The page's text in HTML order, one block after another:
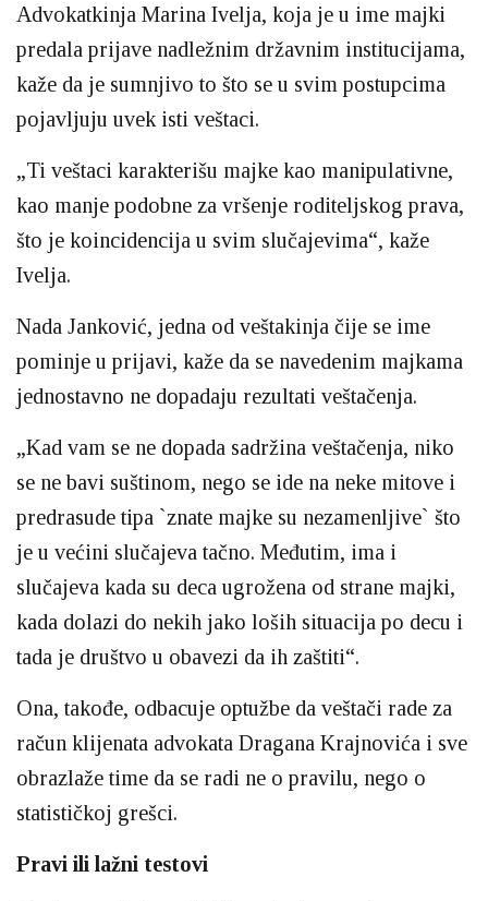
Advokatkinja Marina Ivelja, koja je u ime majki
predala prijave nadležnim državnim institucijama,
kaže da je sumnjivo to što se u svim postupcima
pojavljuju uvek isti veštaci.
„Ti veštaci karakterišu majke kao manipulativne,
kao manje podobne za vršenje roditeljskog prava,
što je koincidencija u svim slučajevima“, kaže
Ivelja.
Nada Janković, jedna od veštakinja čije se ime
pominje u prijavi, kaže da se navedenim majkama
jednostavno ne dopadaju rezultati veštačenja.
„Kad vam se ne dopada sadržina veštačenja, niko
se ne bavi suštinom, nego se ide na neke mitove i
predrasude tipa `znate majke su nezamenljive` što
je u većini slučajeva tačno. Međutim, ima i
slučajeva kada su deca ugrožena od strane majki,
kada dolazi do nekih jako loših situacija po decu i
tada je društvo u obavezi da ih zaštiti“.
Ona, takođe, odbacuje optužbe da veštači rade za
račun klijenata advokata Dragana Krajnovića i sve
obrazlaže time da se radi ne o pravilu, nego o
statističkoj grešci.
Pravi ili lažni testovi